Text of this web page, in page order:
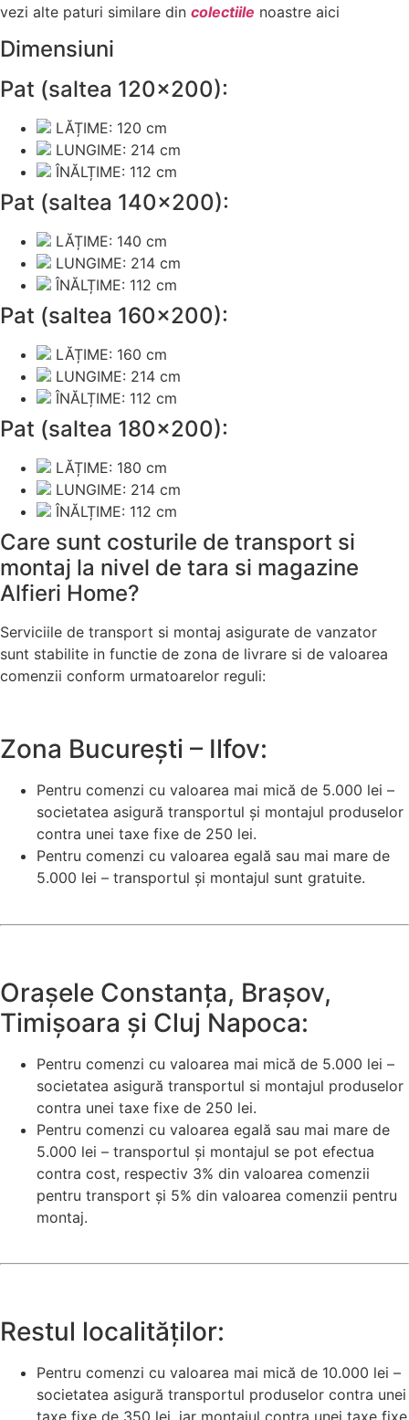
vezi alte paturi similare din colectiile noastre aici
Dimensiuni
Pat (saltea 120×200):
LĂȚIME: 120 cm
LUNGIME: 214 cm
ÎNĂLȚIME: 112 cm
Pat (saltea 140×200):
LĂȚIME: 140 cm
LUNGIME: 214 cm
ÎNĂLȚIME: 112 cm
Pat (saltea 160×200):
LĂȚIME: 160 cm
LUNGIME: 214 cm
ÎNĂLȚIME: 112 cm
Pat (saltea 180×200):
LĂȚIME: 180 cm
LUNGIME: 214 cm
ÎNĂLȚIME: 112 cm
Care sunt costurile de transport si
montaj la nivel de tara si magazine
Alfieri Home?
Serviciile de transport si montaj asigurate de vanzator
sunt stabilite in functie de zona de livrare si de valoarea
comenzii conform urmatoarelor reguli:
Zona București – Ilfov:
Pentru comenzi cu valoarea mai mică de 5.000 lei –
societatea asigură transportul și montajul produselor
contra unei taxe fixe de 250 lei.
Pentru comenzi cu valoarea egală sau mai mare de
5.000 lei – transportul și montajul sunt gratuite.
Orașele Constanța, Brașov,
Timișoara și Cluj Napoca:
Pentru comenzi cu valoarea mai mică de 5.000 lei –
societatea asigură transportul si montajul produselor
contra unei taxe fixe de 250 lei.
Pentru comenzi cu valoarea egală sau mai mare de
5.000 lei – transportul și montajul se pot efectua
contra cost, respectiv 3% din valoarea comenzii
pentru transport și 5% din valoarea comenzii pentru
montaj.
Restul localităților:
Pentru comenzi cu valoarea mai mică de 10.000 lei –
societatea asigură transportul produselor contra unei